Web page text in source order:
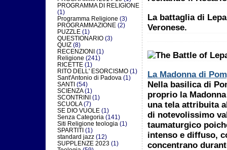
PROGRAMMA DI RELIGIONE
(1)
Programma Religione (3)
PROGRAMMAZIONE (2)
PUZZLE (1)
QUESTIONARIO (3)
QUIZ (8)
RECENZIONI (1)
Religione (241)
RICETTE (1)
RITO DELL' ESORCISMO (1)
Sant'Antonio di Padova (1)
SANTI (54)
SCIENZA(1)
SCONTRINI (1)
SCUOLA(7)
SE DIO VUOLE (1)
Senza Categoria (141)
Siti Religione teologia (1)
SPARTITI (1)
standard jazz (12)
SUPPLENZE 2023 (1)
La battaglia di
Veronese.
La Madonna di
Nella basilica di
proprio la
una tela attribuita
di notevolissimo
taumaturgico
intenso e diffuso,
concentrano